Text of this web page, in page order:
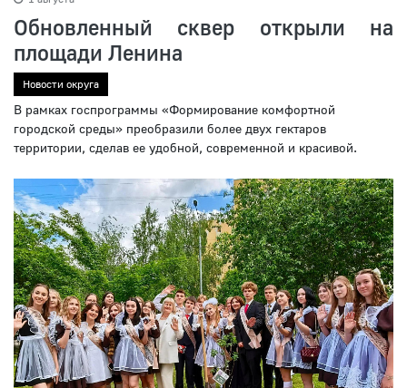
Обновленный сквер открыли на
площади Ленина
Новости округа
В рамках госпрограммы «Формирование комфортной
городской среды» преобразили более двух гектаров
территории, сделав ее удобной, современной и красивой.